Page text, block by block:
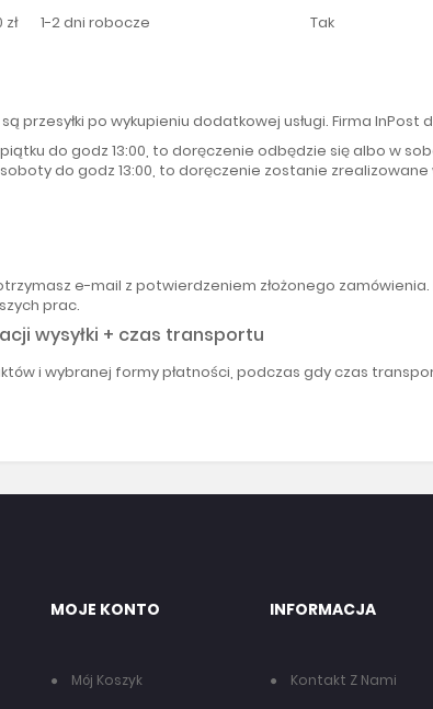
zł 1-2 dni robocze Tak
przesyłki po wykupieniu dodatkowej usługi. Firma
do godz 13:00, to doręczenie odbędzie się albo w
do godz 13:00, to doręczenie zostanie zrealizowane
e-mail z potwierdzeniem złożonego
prac.
wysyłki + czas transportu
i wybranej formy płatności, podczas gdy czas
MOJE KONTO
Mój Koszyk
INFORMACJA
Kontakt Z Nami